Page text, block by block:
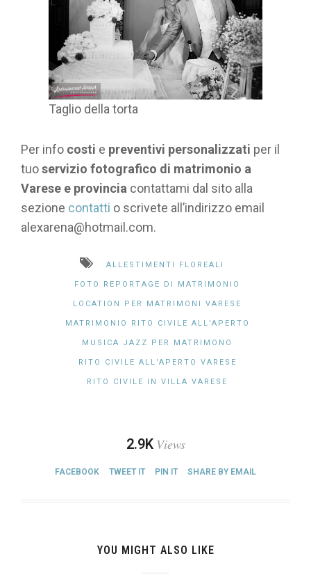
Taglio della torta
Per info costi e preventivi personalizzati per il
tuoservizio fotografico di matrimonio a
Varese e provincia contattami dal sito alla
sezione contatti o scrivete all’indirizzo email
alexarena@hotmail.com.
ALLESTIMENTI FLOREALI
FOTO REPORTAGE DI MATRIMONIO
LOCATION PER MATRIMONI VARESE
MATRIMONIO RITO CIVILE ALL'APERTO
MUSICA JAZZ PER MATRIMONO
RITO CIVILE ALL'APERTO VARESE
RITO CIVILE IN VILLA VARESE
2.9K Views
FACEBOOK TWEET IT PIN IT SHARE BY EMAIL
YOU MIGHT ALSO LIKE